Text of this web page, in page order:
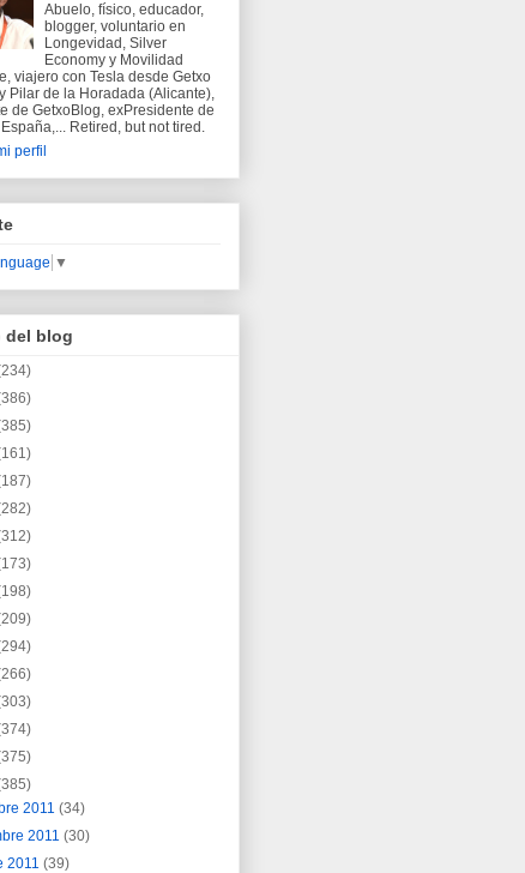
Abuelo, físico, educador,
blogger, voluntario en
Longevidad, Silver
Economy y Movilidad
viajero con Tesla desde Getxo
Pilar de la Horadada (Alicante),
de GetxoBlog, exPresidente de
Retired, but not tired.
perfil
▼
del blog
2011(34)
2011(30)
2011(39)